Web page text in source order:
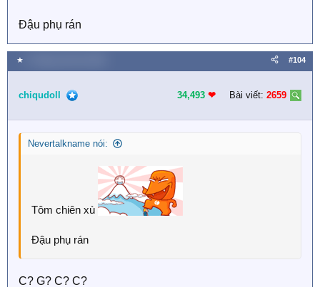
Đậu phụ rán
★ #104
chiqudoll 34,493 ❤︎ Bài viết: 2659
Nevertalkname nói:
Tôm chiên xù
Đậu phụ rán
C? G? C? C?